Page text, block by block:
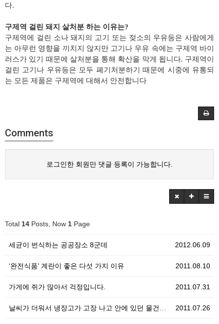
다.
구제역 걸린 돼지 살처분 하는 이유는?
구제역에 걸린 소나 돼지의 고기 또는 젖소의 우유등은 사람에게
는 아무런 영향을 끼치지 않지만 고기나 우유 속에는 구제역 바이
러스가 있기 때문에 살처분을 통해 확산을 막게 됩니다. 구제역이
걸린 고기나 우유등은 모두 폐기처분하기 때문에 시중에 유통되
는 모든 제품은 구제역에 대해서 안전합니다
Comments
로그인한 회원만 댓글 등록이 가능합니다.
Total 14 Posts, Now 1 Page
2012.06.09
세균이 번식하는 공공장소 8군데
2011.08.10
‘완전식품’ 계란이 좋은 다섯 가지 이유
2011.07.31
가게에 쥐가 많아서 걱정입니다.
2011.07.26
날씨가 더워서 냉장고가 고장 나고 안에 있던 물건들이 …